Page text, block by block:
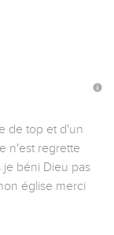
de top et d'un
n'est regrette
je béni Dieu pas
église merci